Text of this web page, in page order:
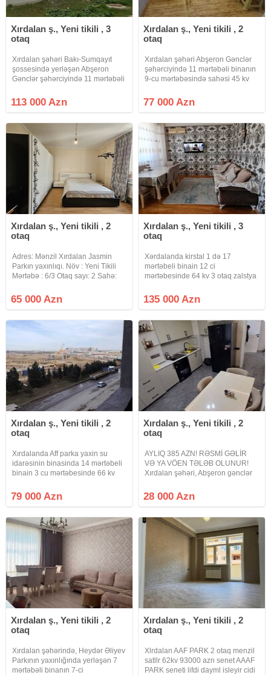
Xırdalan ş., Yeni tikili , 3
otaq
Xırdalan şəhəri Bakı-Sumqayıt
şossesində yerləşən Abşeron
Gənclər şəhərciyində 11 mərtəbəli
70 kv .m olan 3 otaqlı super təmirli,
kupçalı, ipotekaya yararlı bina evi
113 000 Azn
Xırdalan ş., Yeni tikili , 2
otaq
Xırdalan şəhəri Abşeron Gənclər
şəhərciyində 11 mərtəbəli binanın
9-cu mərtəbəsində sahəsi 45 kv
ipotekaya yararlı, əşyalı bina evi
təcili satılır.Qaz, su, işıq, lifti
77 000 Azn
Xırdalan ş., Yeni tikili , 2
otaq
Adres: Mənzil Xırdalan Jasmin
Parkın yaxınlıqı. Növ : Yeni Tikili
Mərtəbə : 6/3 Otaq sayı: 2 Sahə:
Qiymət: 65.000manat Mənzildə
Bəzi Əşyalar qalacaq Mənzilin
65 000 Azn
Xırdalan ş., Yeni tikili , 3
otaq
Xərdalanda kirstal 1 də 17
mərtəbeli binain 12 ci
mərtəbesinde 64 kv 3 otaq zalstya
işiq lifdi daimidir sənət kupca
qiymət 135000 azn
135 000 Azn
Xırdalan ş., Yeni tikili , 2
otaq
Xırdalanda Aff parka yaxin su
idarəsinin binasinda 14 mərtəbeli
binain 3 cu mərtəbesinde 66 kv
yasayli binada həmən təmir edib
yasamaq olar qaz su işiq lifdi
79 000 Azn
Xırdalan ş., Yeni tikili , 2
otaq
AYLIQ 385 AZN! RƏSMİ GƏLİR
VƏ YA VÖEN TƏLƏB OLUNUR!
Xırdalan şəhəri, Abşeron gənclər
mənzil çıxarılır. 11 mərtəbəli
binanın 1-ci mərtəbəsində yerləşir.
(Kupçada
28 000 Azn
Xırdalan ş., Yeni tikili , 2
otaq
Xırdalan şəhərində, Heydər Əliyev
Parkının yaxınlığında yerləşən 7
mərtəbəli binanın 7-ci
Xırdalan ş., Yeni tikili , 2
otaq
Xlrdalan AAF PARK 2 otaq menzil
satllr 62kv 93000 azn senet AAAF
PARK seneti lifdi dayml isleyir cidi